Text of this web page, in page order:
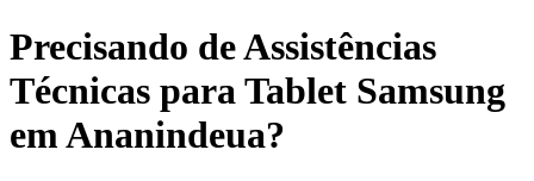
Precisando de Assistências
Técnicas para Tablet Samsung
em Ananindeua?